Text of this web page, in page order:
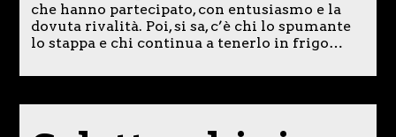
che hanno partecipato, con entusiasmo e la
dovuta rivalità. Poi, si sa, c’è chi lo spumante
lo stappa e chi continua a tenerlo in frigo…